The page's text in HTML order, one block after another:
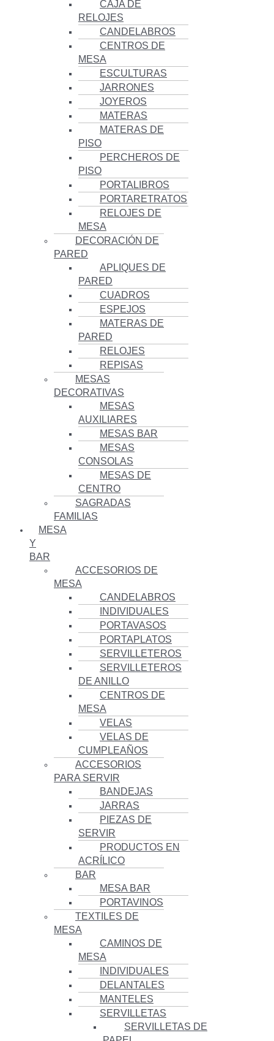
CAJA DE
RELOJES
CANDELABROS
CENTROS DE
MESA
ESCULTURAS
JARRONES
JOYEROS
MATERAS
MATERAS DE
PISO
PERCHEROS DE
PISO
PORTALIBROS
PORTARETRATOS
RELOJES DE
MESA
DECORACIÓN DE
PARED
APLIQUES DE
PARED
CUADROS
ESPEJOS
MATERAS DE
PARED
RELOJES
REPISAS
MESAS
DECORATIVAS
MESAS
AUXILIARES
MESAS BAR
MESAS
CONSOLAS
MESAS DE
CENTRO
SAGRADAS
FAMILIAS
MESA
Y
BAR
ACCESORIOS DE
MESA
CANDELABROS
INDIVIDUALES
PORTAVASOS
PORTAPLATOS
SERVILLETEROS
SERVILLETEROS
DE ANILLO
CENTROS DE
MESA
VELAS
VELAS DE
CUMPLEAÑOS
ACCESORIOS
PARA SERVIR
BANDEJAS
JARRAS
PIEZAS DE
SERVIR
PRODUCTOS EN
ACRÍLICO
BAR
MESA BAR
PORTAVINOS
TEXTILES DE
MESA
CAMINOS DE
MESA
INDIVIDUALES
DELANTALES
MANTELES
SERVILLETAS
SERVILLETAS DE